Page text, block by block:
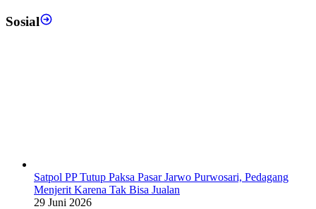
Sosial
Satpol PP Tutup Paksa Pasar Jarwo Purwosari, Pedagang
Menjerit Karena Tak Bisa Jualan
29 Juni 2026